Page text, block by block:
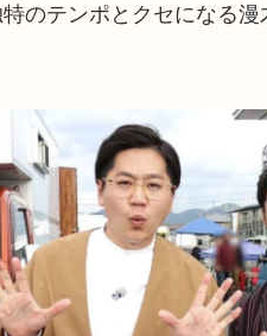
のテンポとクセになる